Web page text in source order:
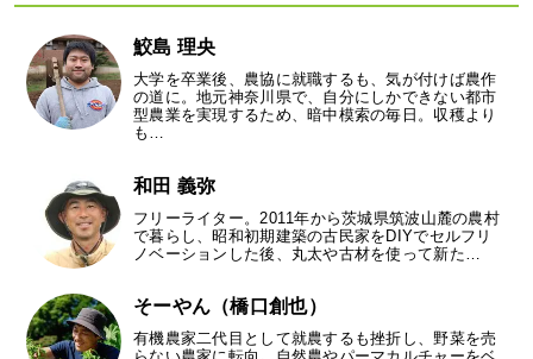
鮫島 理央
大学を卒業後、農協に就職するも、気が付けば農作
の道に。地元神奈川県で、自分にしかできない都市
型農業を実現するため、暗中模索の毎日。収穫より
も…
和田 義弥
フリーライター。2011年から茨城県筑波山麓の農村
で暮らし、昭和初期建築の古民家をDIYでセルフリ
ノベーションした後、丸太や古材を使って新た…
そーやん（橋口創也）
有機農家二代目として就農するも挫折し、野菜を売